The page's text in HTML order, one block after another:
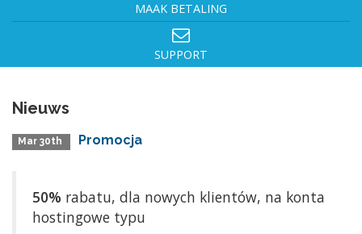
MAAK BETALING
SUPPORT
Nieuws
Mar 30th Promocja
50% rabatu, dla nowych klientów, na konta
hostingowe typu